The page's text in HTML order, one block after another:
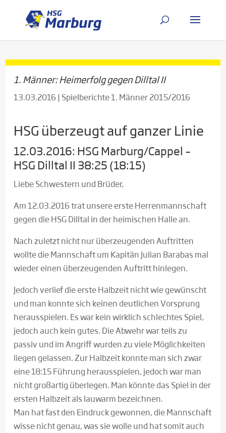
1. Männer: Heimerfolg gegen Dilltal II
13.03.2016 | Spielberichte 1. Männer 2015/2016
HSG überzeugt auf ganzer Linie
12.03.2016: HSG Marburg/Cappel –
HSG Dilltal II 38:25 (18:15)
Liebe Schwestern und Brüder,
Am 12.03.2016 trat unsere erste Herrenmannschaft
gegen die HSG Dilltal in der heimischen Halle an.
Nach zuletzt nicht nur überzeugenden Auftritten
wollte die Mannschaft um Kapitän Julian Barabas mal
wieder einen überzeugenden Auftritt hinlegen.
Jedoch verlief die erste Halbzeit nicht wie gewünscht
und man konnte sich keinen deutlichen Vorsprung
herausspielen. Es war kein wirklich schlechtes Spiel,
jedoch auch kein gutes. Die Abwehr war teils zu
passiv und im Angriff wurden zu viele Möglichkeiten
liegen gelassen. Zur Halbzeit konnte man sich zwar
eine 18:15 Führung herausspielen, jedoch war man
nicht großartig überlegen. Man könnte das Spiel in der
ersten Halbzeit als lauwarm bezeichnen.
Man hat fast den Eindruck gewonnen, die Mannschaft
wisse nicht genau, was sie wolle und hat somit auch